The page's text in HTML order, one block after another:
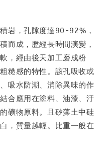
岩，孔隙度達90-92%，
而成，歷經長時間演變，
，經由後天加工磨成粉
糙感的特性。該孔吸收或
吸水防潮、消除異味的作
合應用在塗料、油漆、汙
礦物原料。且矽藻土中硅
，質量越輕。比重一般在